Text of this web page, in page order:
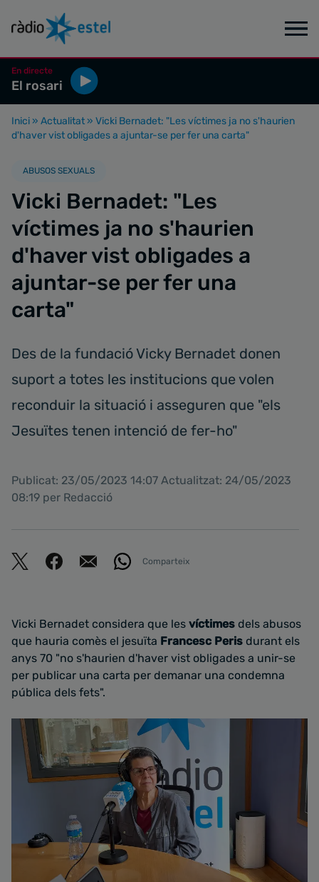
En directe
El rosari
Inici » Actualitat » Vicki Bernadet: "Les víctimes ja no s'haurien
d'haver vist obligades a ajuntar-se per fer una carta"
ABUSOS SEXUALS
Vicki Bernadet: "Les
víctimes ja no s'haurien
d'haver vist obligades a
ajuntar-se per fer una
carta"
Des de la fundació Vicky Bernadet donen
suport a totes les institucions que volen
reconduir la situació i asseguren que "els
Jesuïtes tenen intenció de fer-ho"
Publicat: 23/05/2023 14:07 Actualitzat: 24/05/2023
08:19 per Redacció
Comparteix
Vicki Bernadet considera que les víctimes dels abusos
que hauria comès el jesuïta Francesc Peris durant els
anys 70 "no s'haurien d'haver vist obligades a unir-se
per publicar una carta per demanar una condemna
pública dels fets".